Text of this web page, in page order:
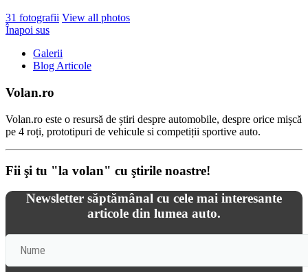
31 fotografii View all photos
Înapoi sus
Galerii
Blog Articole
Volan.ro
Volan.ro este o resursă de știri despre automobile, despre orice mișcă
pe 4 roți, prototipuri de vehicule si competiții sportive auto.
Fii şi tu "la volan" cu ştirile noastre!
Newsletter săptămânal cu cele mai interesante
articole din lumea auto.